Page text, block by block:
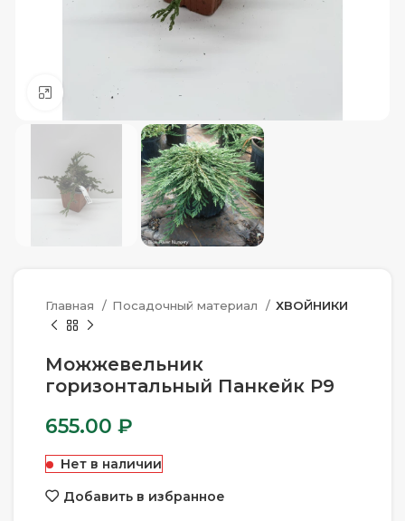
Нажмите, чтобы увеличить
Главная Посадочный материал ХВОЙНИКИ
Можжевельник
горизонтальный Панкейк Р9
655.00 ₽
Нет в наличии
Добавить в избранное